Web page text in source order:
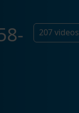
207videos